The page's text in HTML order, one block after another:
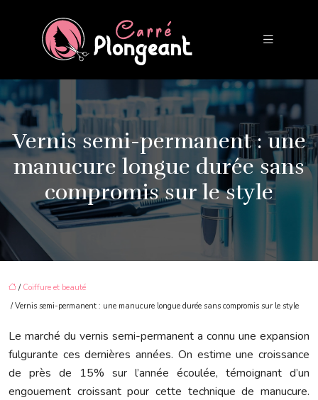
Vernis semi-permanent : une
manucure longue durée sans
compromis sur le style
/ Coiffure et beauté
/ Vernis semi-permanent : une manucure longue durée sans compromis sur le style
Le marché du vernis semi-permanent a connu une expansion
fulgurante ces dernières années. On estime une croissance
de près de 15% sur l’année écoulée, témoignant d’un
engouement croissant pour cette technique de manucure.